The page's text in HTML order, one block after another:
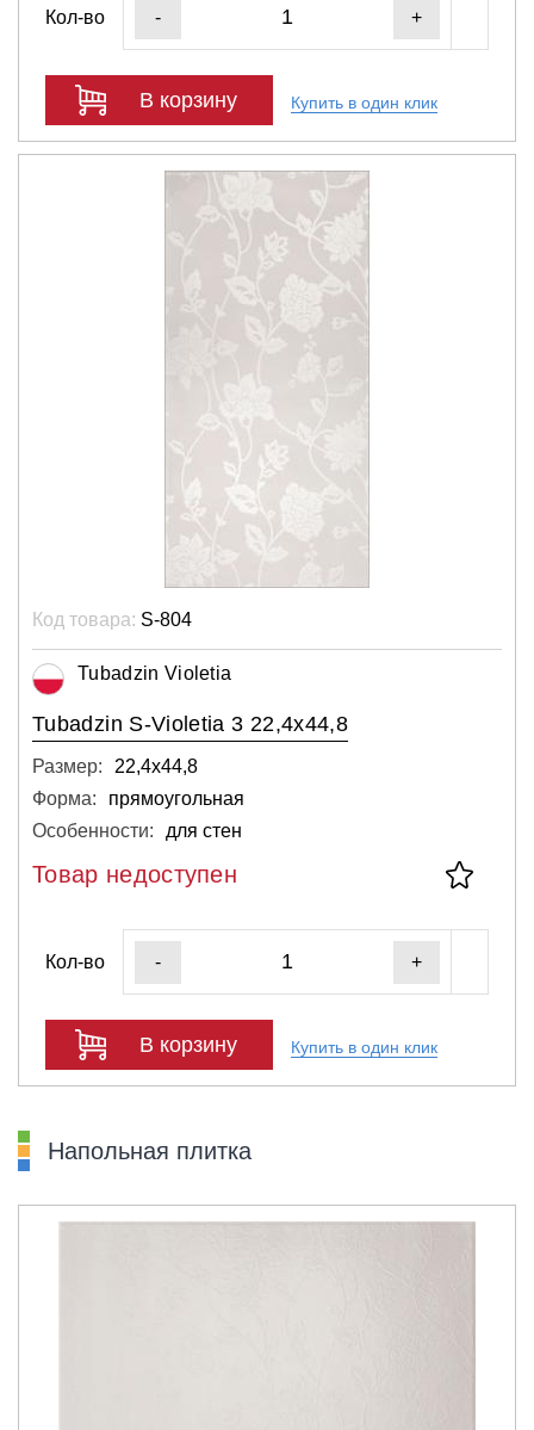
Кол-во - +
В корзину Купить в один клик
Код товара: S-804
Tubadzin Violetia
Tubadzin S-Violetia 3 22,4x44,8
Размер:
22,4х44,8
Форма:
прямоугольная
Особенности:
для стен
Товар недоступен
Кол-во - +
В корзину Купить в один клик
Напольная плитка